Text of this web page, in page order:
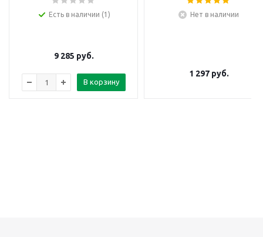
Есть в наличии (1)
9 285 руб.
В корзину
Нет в наличии
1 297руб.